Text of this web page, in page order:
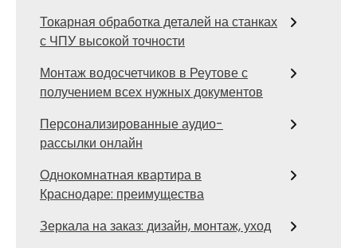
Токарная обработка деталей на станках
с ЧПУ высокой точности
Монтаж водосчетчиков в Реутове с
получением всех нужных документов
Персонализированные аудио-
рассылки онлайн
Однокомнатная квартира в
Краснодаре: преимущества
Зеркала на заказ: дизайн, монтаж, уход